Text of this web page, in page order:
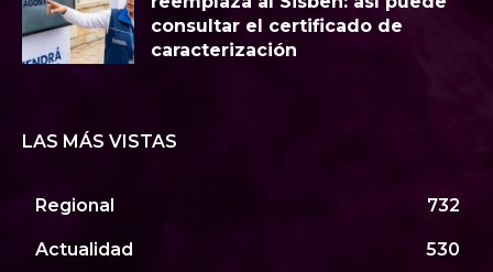
consultar el certificado de
caracterización
LAS MÁS VISTAS
Regional 732
Actualidad 530